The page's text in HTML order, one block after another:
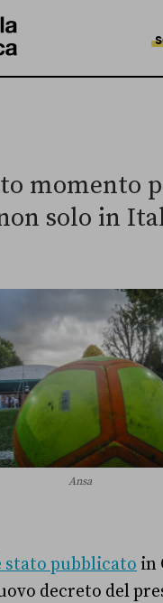
momento
solo in
Ansa
stato pubblicato in
decreto del